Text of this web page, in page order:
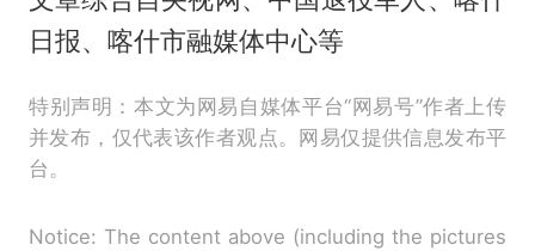
日报、喀什市融媒体中心等
特别声明：本文为网易自媒体平台“网易号”作者上传
并发布，仅代表该作者观点。网易仅提供信息发布平
台。
Notice: The content above (including the pictures